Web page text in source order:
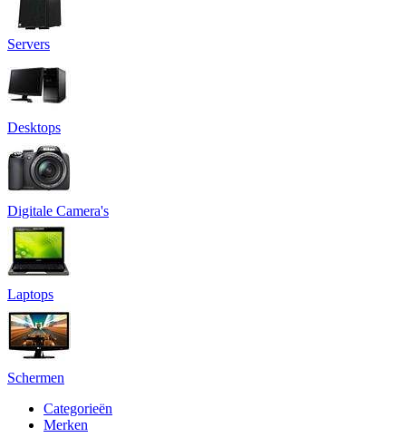
Servers
Desktops
Digitale Camera's
Laptops
Schermen
Categorieën
Merken